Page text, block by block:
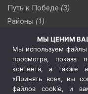
Путь к Победе (3)
Районы (1)
Сельское хозяйство (3)
Социальная политика
Спецоперация в Украине
Спецоперация на
МЫ ЦЕНИМ
Мы используем
просмотра, показа
контента, а также
«Принять все», вы
файлов cookie, и